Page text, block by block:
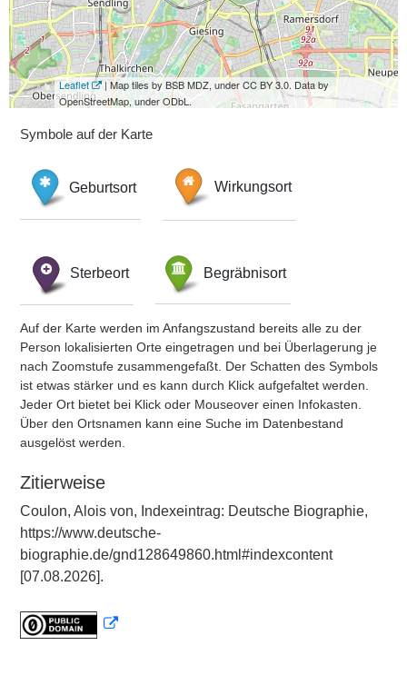
Leaflet
| Map tiles by BSB MDZ, under CC BY 3.0. Data by
OpenStreetMap, under ODbL.
Symbole auf der Karte
Geburtsort Wirkungsort
Sterbeort Begräbnisort
Auf der Karte werden im Anfangszustand bereits alle zu der
Person lokalisierten Orte eingetragen und bei Überlagerung je
nach Zoomstufe zusammengefaßt. Der Schatten des Symbols
ist etwas stärker und es kann durch Klick aufgefaltet werden.
Jeder Ort bietet bei Klick oder Mouseover einen Infokasten.
Über den Ortsnamen kann eine Suche im Datenbestand
ausgelöst werden.
Zitierweise
Coulon, Alois von, Indexeintrag: Deutsche Biographie,
https://www.deutsche-
biographie.de/gnd128649860.html#indexcontent
[07.08.2026].